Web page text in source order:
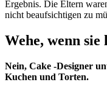
Ergebnis. Die Eltern
nicht beaufsichtigen zu
Wehe, wenn sie
Nein, Cake -Designer
Kuchen und Torten.